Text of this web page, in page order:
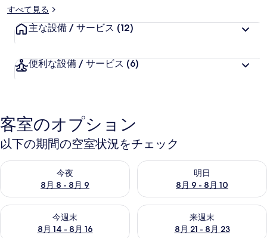
テ
ャ
ラ
リ
すべて見る
主な設備 / サービス (12)
便利な設備 / サービス (6)
客室のオプション
以下の期間の空室状況をチェック
今夜
8月 8 - 8月 9
今夜 8月 8 - 8月 9 の空室状況をチェック
明日
8月 9 - 8月 10
明日 8月 9 - 8月 10 の空室状
今週末
8月 14 - 8月 16
今週末 8月 14 - 8月 16 の空室状況をチェック
来週末
8月 21 - 8月 23
来週末 8月 21 - 8月 23 の空室